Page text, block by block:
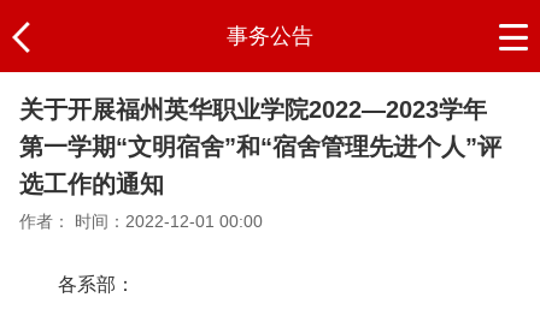
事务公告
关于开展福州英华职业学院2022—2023学年
第一学期“文明宿舍”和“宿舍管理先进个人”评
选工作的通知
作者： 时间：2022-12-01 00:00
各系部：